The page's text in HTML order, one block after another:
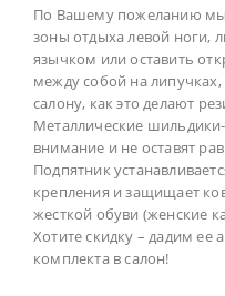
По Вашему пожеланию
зоны отдыха левой ноги,
язычком или оставить
между собой на липучках,
салону, как это делают
Металлические
внимание и не оставят
Подпятник
крепления и защищает
жесткой обуви (женские
Хотите скидку – дадим ее
комплекта в салон!